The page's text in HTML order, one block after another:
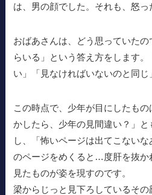
は、男の顔でした。それも、怒っ
おばあさんは、どう思っていた
らいる」という答え方をします
い」「見なければいないのと同じ
この時点で、少年が目にしたも
かしたら、少年の見間違い？」
し、「怖いページは出てこない
のページをめくると…度肝を抜か
見たものが姿を現すのです。
梁からじっと見下ろしているそ